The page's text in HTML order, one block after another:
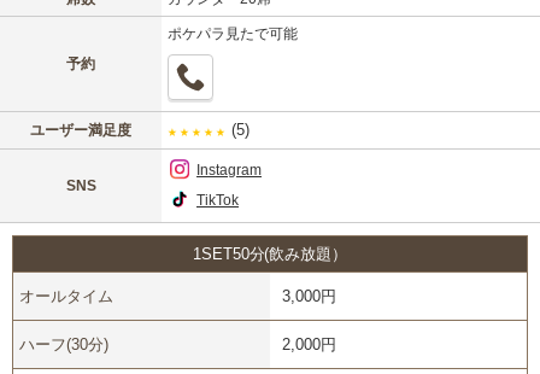
予約
ポケパラ見たで可能
ユーザー満足度 ★ ★ ★ ★ ★ (5)
SNS
Instagram
TikTok
1SET50分(飲み放題）
オールタイム 3,000円
ハーフ(30分) 2,000円